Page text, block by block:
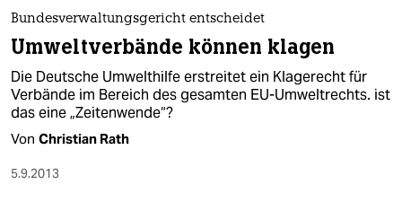
Bundesverwaltungsgericht entscheidet
Umweltverbände können klagen
Die Deutsche Umwelthilfe erstreitet ein Klagerecht für
Verbände im Bereich des gesamten EU-Umweltrechts. ist
das eine „Zeitenwende“?
Von Christian Rath
5.9.2013